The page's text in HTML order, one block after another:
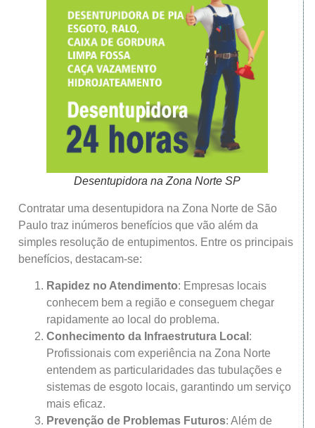
Desentupidora na Zona Norte SP
Contratar uma desentupidora na Zona Norte de São
Paulo traz inúmeros benefícios que vão além da
simples resolução de entupimentos. Entre os principais
benefícios, destacam-se:
Rapidez no Atendimento: Empresas locais
conhecem bem a região e conseguem chegar
rapidamente ao local do problema.
Conhecimento da Infraestrutura Local :
Profissionais com experiência na Zona Norte
entendem as particularidades das tubulações e
sistemas de esgoto locais, garantindo um serviço
mais eficaz.
Prevenção de Problemas Futuros: Além de